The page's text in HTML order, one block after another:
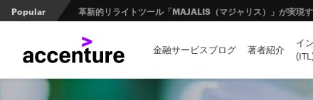
Popular 革新的リライトツール「MAJALIS（マジャリス）」が実現
トークン化ビジネスの世界的潮流を紐解く。トークン化預
日本の金融業界とオープンバンキングの未来 第1回 ：規制と
金融サービスブログ 著者紹介
イ